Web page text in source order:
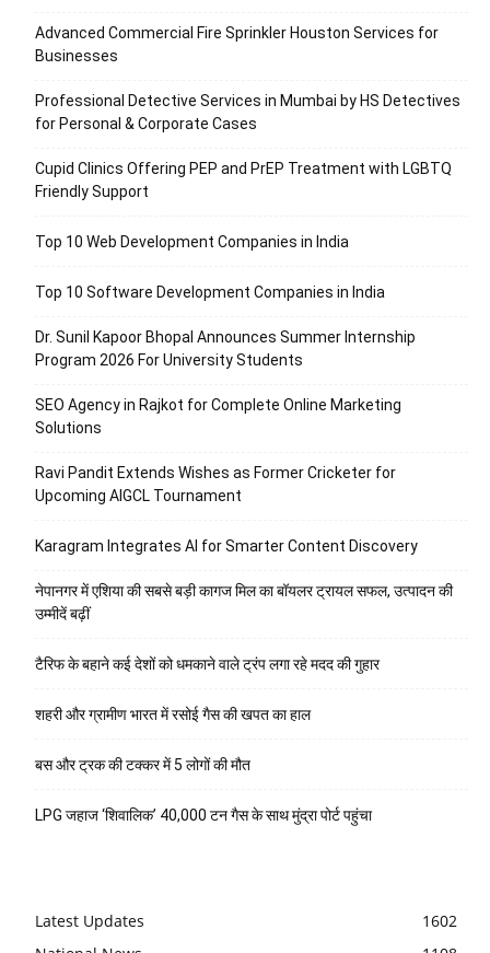
Advanced Commercial Fire Sprinkler Houston Services for
Businesses
Professional Detective Services in Mumbai by HS Detectives
for Personal & Corporate Cases
Cupid Clinics Offering PEP and PrEP Treatment with LGBTQ
Friendly Support
Top 10 Web Development Companies in India
Top 10 Software Development Companies in India
Dr. Sunil Kapoor Bhopal Announces Summer Internship
Program 2026 For University Students
SEO Agency in Rajkot for Complete Online Marketing
Solutions
Ravi Pandit Extends Wishes as Former Cricketer for
Upcoming AIGCL Tournament
Karagram Integrates AI for Smarter Content Discovery
नेपानगर में एशिया की सबसे बड़ी कागज मिल का बॉयलर ट्रायल सफल, उत्पादन की
उम्मीदें बढ़ीं
टैरिफ के बहाने कई देशों को धमकाने वाले ट्रंप लगा रहे मदद की गुहार
शहरी और ग्रामीण भारत में रसोई गैस की खपत का हाल
बस और ट्रक की टक्कर में 5 लोगों की मौत
LPG जहाज ‘शिवालिक’ 40,000 टन गैस के साथ मुंद्रा पोर्ट पहुंचा
Latest Updates
1602